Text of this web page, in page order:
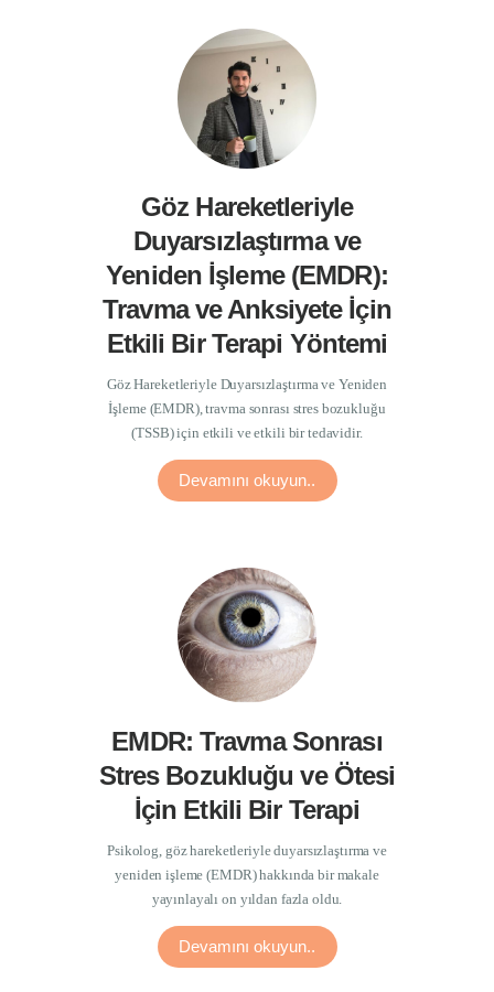
Göz Hareketleriyle
Duyarsızlaştırma ve
Yeniden İşleme (EMDR):
Travma ve Anksiyete İçin
Etkili Bir Terapi Yöntemi
Göz Hareketleriyle Duyarsızlaştırma ve Yeniden
İşleme (EMDR), travma sonrası stres bozukluğu
(TSSB) için etkili ve etkili bir tedavidir.
Devamını okuyun..
EMDR: Travma Sonrası
Stres Bozukluğu ve Ötesi
İçin Etkili Bir Terapi
Psikolog, göz hareketleriyle duyarsızlaştırma ve
yeniden işleme (EMDR) hakkında bir makale
yayınlayalı on yıldan fazla oldu.
Devamını okuyun..